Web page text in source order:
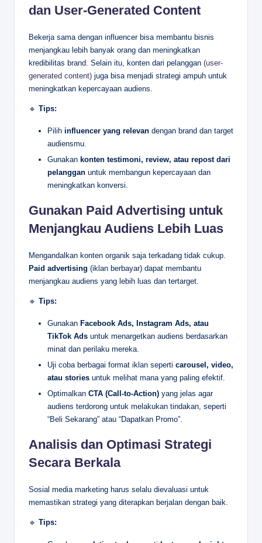
dan User-Generated Content
Bekerja sama dengan influencer bisa membantu bisnis
menjangkau lebih banyak orang dan meningkatkan
kredibilitas brand. Selain itu, konten dari pelanggan (user-
generated content) juga bisa menjadi strategi ampuh untuk
meningkatkan kepercayaan audiens.
🔹 Tips:
Pilih influencer yang relevan dengan brand dan target
audiensmu.
Gunakan konten testimoni, review, atau repost dari
pelanggan untuk membangun kepercayaan dan
meningkatkan konversi.
Gunakan Paid Advertising untuk
Menjangkau Audiens Lebih Luas
Mengandalkan konten organik saja terkadang tidak cukup.
Paid advertising (iklan berbayar) dapat membantu
menjangkau audiens yang lebih luas dan tertarget.
🔹 Tips:
Gunakan Facebook Ads, Instagram Ads, atau
TikTok Ads untuk menargetkan audiens berdasarkan
minat dan perilaku mereka.
Uji coba berbagai format iklan seperti carousel, video,
atau stories untuk melihat mana yang paling efektif.
Optimalkan CTA (Call-to-Action) yang jelas agar
audiens terdorong untuk melakukan tindakan, seperti
“Beli Sekarang” atau “Dapatkan Promo”.
Analisis dan Optimasi Strategi
Secara Berkala
Sosial media marketing harus selalu dievaluasi untuk
memastikan strategi yang diterapkan berjalan dengan baik.
🔹 Tips: